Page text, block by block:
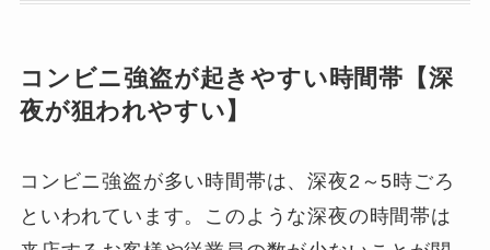
コンビニ強盗が起きやすい時間帯【深
夜が狙われやすい】
コンビニ強盗が多い時間帯は、深夜2～5時ごろ
といわれています。このような深夜の時間帯は